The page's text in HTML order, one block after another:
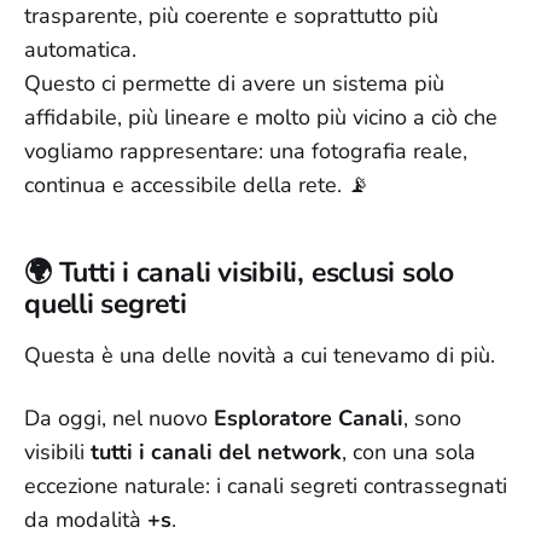
trasparente, più coerente e soprattutto più
automatica.
Questo ci permette di avere un sistema più
affidabile, più lineare e molto più vicino a ciò che
vogliamo rappresentare: una fotografia reale,
continua e accessibile della rete. 📡
🌍 Tutti i canali visibili, esclusi solo
quelli segreti
Questa è una delle novità a cui tenevamo di più.
Da oggi, nel nuovo Esploratore Canali, sono
visibili tutti i canali del network, con una sola
eccezione naturale: i canali segreti contrassegnati
da modalità +s.